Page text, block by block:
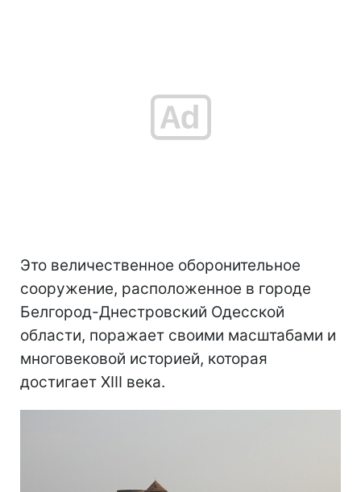
Это величественное оборонительное
сооружение, расположенное в городе
Белгород-Днестровский Одесской
области, поражает своими масштабами и
многовековой историей, которая
достигает XIII века.